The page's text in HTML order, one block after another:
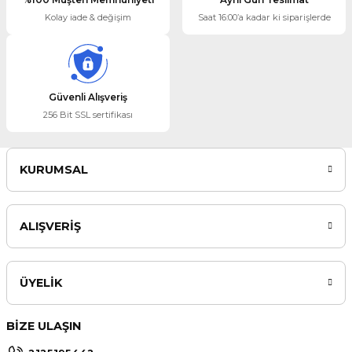
Kolay iade & değişim Saat 16:00’a kadar ki siparişlerde
Güvenli Alışveriş
256 Bit SSL sertifikası
KURUMSAL
ALIŞVERİŞ
ÜYELİK
BİZE ULAŞIN